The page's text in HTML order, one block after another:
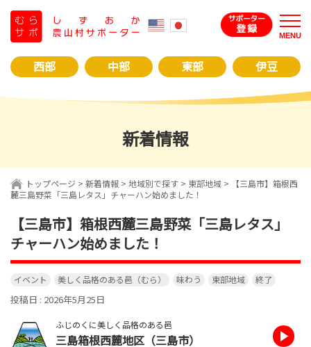
MENU
へ
プ
西部 中部 東部 伊豆
新着情報
トップページ > 新着情報 > 地域別で探す > 東部地域 >
【三島市】箱根西
麓三島野菜「三島レタス」チャーハン始めました！
【三島市】箱根西麓三島野菜「三島レタス」
チャーハン始めました！
イベント 美しく品格のある邑（むら） 味わう 東部地域 終了
投稿日 : 2026年5月25日
ふじのくに美しく品格のある邑
三島箱根西麓地区（三島市）